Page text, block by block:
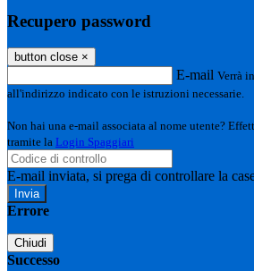
Recupero password
button close ×
E-mail Verrà
all'indirizzo indicato con le istruzioni necessarie.
Non hai una e-mail associata al nome utente?
tramite la Login Spaggiari
E-mail inviata, si prega di controllare la
Errore
Chiudi
Successo